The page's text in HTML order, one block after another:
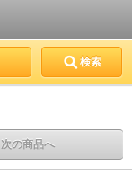
検索
次の商品へ